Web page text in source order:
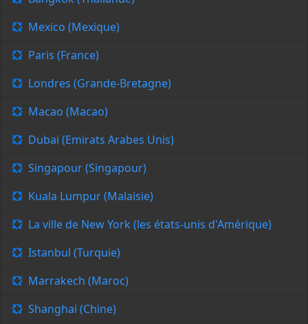
Mexico (Mexique)
Paris (France)
Londres (Grande-Bretagne)
Macao (Macao)
Dubai (Emirats Arabes Unis)
Singapour (Singapour)
Kuala Lumpur (Malaisie)
La ville de New York (les états-unis d'Amérique)
Istanbul (Turquie)
Marrakech (Maroc)
Shanghai (Chine)